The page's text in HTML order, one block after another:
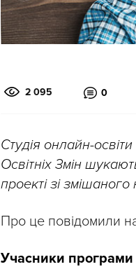
2 095 0
Студія онлайн-
Освітніх Змін
проекті зі
Про це повідомили
Учасники програми